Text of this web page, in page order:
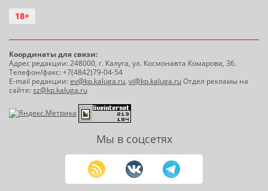
18+
Координаты для связи:
Адрес редакции: 248000, г. Калуга, ул. Космонавта Комарова, 36.
Телефон/факс: +7(4842)79-04-54
E-mail редакции:ev@kp.kaluga.ru, vi@kp.kaluga.ruОтдел рекламы на
сайте:sz@kp.kaluga.ru
Мы в соцсетях